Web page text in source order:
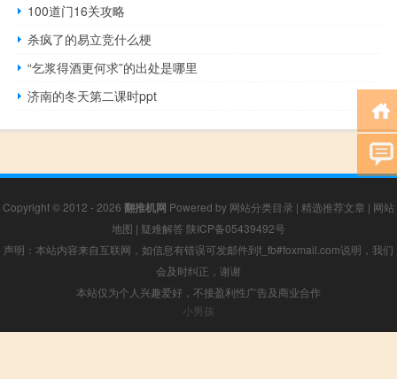
100道门16关攻略
杀疯了的易立竞什么梗
“乞浆得酒更何求”的出处是哪里
济南的冬天第二课时ppt
Copyright © 2012 - 2026 翻推机网 Powered by 网站分类目录 | 精选推荐文章 | 网站
地图 | 疑难解答 陕ICP备05439492号
声明：本站内容来自互联网，如信息有错误可发邮件到f_fb#foxmail.com说明，我们
会及时纠正，谢谢
本站仅为个人兴趣爱好，不接盈利性广告及商业合作
小男孩